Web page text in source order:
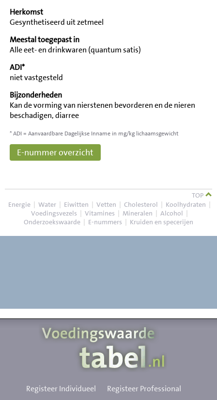
Herkomst
Gesynthetiseerd uit zetmeel
Meestal toegepast in
Alle eet- en drinkwaren (quantum satis)
ADI*
niet vastgesteld
Bijzonderheden
Kan de vorming van nierstenen bevorderen en de nieren
beschadigen, diarree
* ADI = Aanvaardbare Dagelijkse Inname in mg/kg lichaamsgewicht
E-nummer overzicht
TOP
Energie | Water | Eiwitten | Vetten | Cholesterol | Koolhydraten |
Voedingsvezels | Vitamines | Mineralen | Alcohol |
Onderzoekswaarde | E-nummers | Kruiden en specerijen
Registeer Individueel Registeer Professional